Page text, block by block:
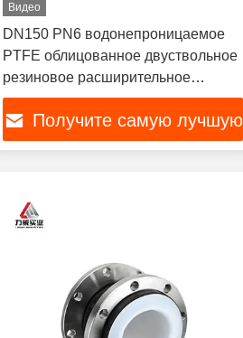
Видео
DN150 PN6 водонепроницаемое
PTFE облицованное двуствольное
резиновое расширительное
соединение
Получите самую лучшую